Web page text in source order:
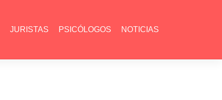
JURISTAS PSICÓLOGOS NOTICIAS